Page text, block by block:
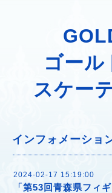
ゴール
スケー
インフォメーショ
2024-02-17 15:19:00
「第53回青森県フィ